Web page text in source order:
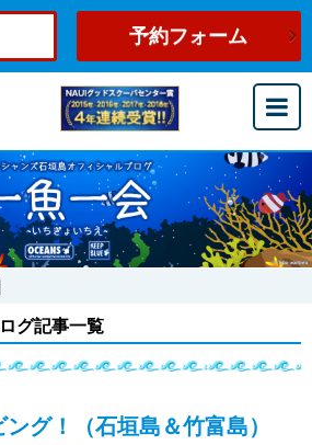
予約フォーム
グ記事一覧
グ！（石垣島＆竹富島）